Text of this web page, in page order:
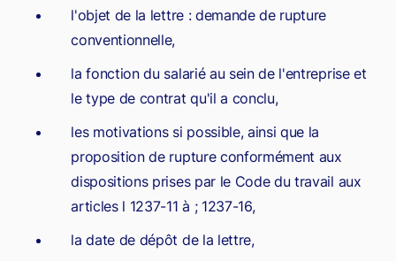
l'objet de la lettre : demande de rupture
conventionnelle,
la fonction du salarié au sein de l'entreprise et
le type de contrat qu'il a conclu,
les motivations si possible, ainsi que la
proposition de rupture conformément aux
dispositions prises par le Code du travail aux
articles l 1237-11 à ; 1237-16,
la date de dépôt de la lettre,